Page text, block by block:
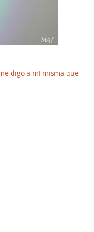
digo a mí misma que